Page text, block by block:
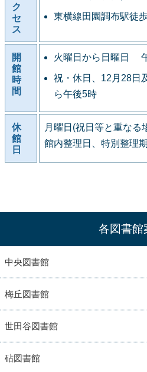
ク
セ
ス
東横線田園調布駅徒
開
館
時
間
火曜日から日曜日
祝・休日、12月28
ら午後5時
休
館
日
月曜日(祝日等と重なる
館内整理日、特別整理
各図書館
中央図書館
梅丘図書館
世田谷図書館
砧図書館